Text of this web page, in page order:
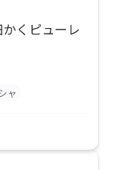
くピューレ
ャ